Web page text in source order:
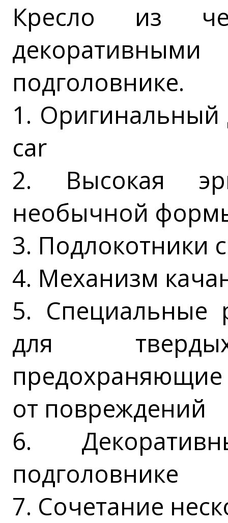
Кресло из
подголовнике.
1. Оригинальный
car
2. Высокая
необычной
3. Подлокотники
4. Механизм
5. Специальные
для
от повреждений
6.
подголовнике
7. Сочетание